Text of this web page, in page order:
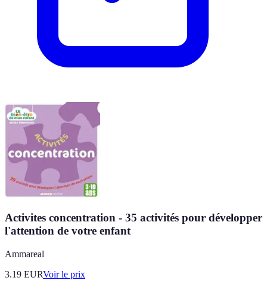
Activites concentration - 35 activités pour développer
l'attention de votre enfant
Ammareal
3.19 EURVoir le prix